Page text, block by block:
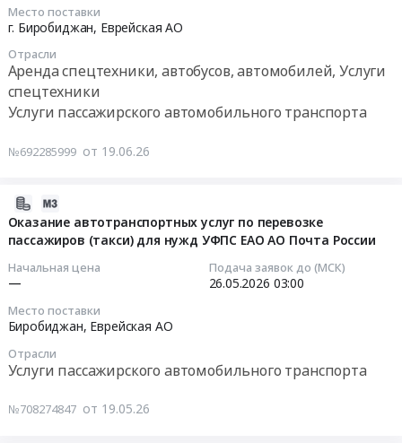
Место поставки
г. Биробиджан, Еврейская АО
Отрасли
Аренда спецтехники, автобусов, автомобилей, Услуги
спецтехники
Услуги пассажирского автомобильного транспорта
№692285999 от 19.06.26
Оказание автотранспортных услуг по перевозке
пассажиров (такси) для нужд УФПС ЕАО АО Почта России
Начальная цена
—
Подача заявок до (МСК)
26.05.2026 03:00
Место поставки
Биробиджан, Еврейская АО
Отрасли
Услуги пассажирского автомобильного транспорта
№708274847 от 19.05.26